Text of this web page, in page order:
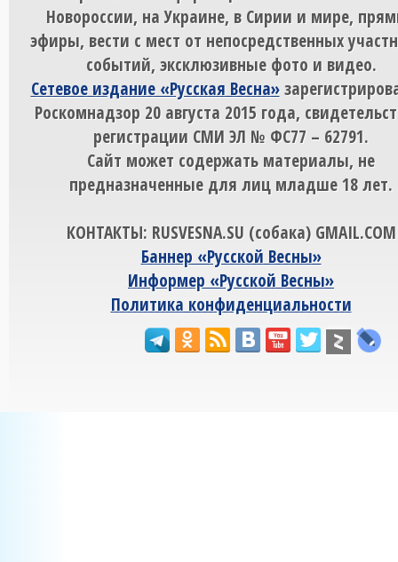
Новороссии, на Украине, в Сирии и мире,
эфиры, вести с мест от непосредственных
событий, эксклюзивные фото и видео.
Сетевое издание «Русская Весна»
Роскомнадзор 20 августа 2015 года,
регистрации СМИ ЭЛ № ФС77 – 62791.
Сайт может содержать материалы, не
предназначенные для лиц младше 18 лет.
КОНТАКТЫ: RUSVESNA.SU (собака) GMAIL.COM
Баннер «Русской Весны»
Информер «Русской Весны»
Политика конфиденциальности